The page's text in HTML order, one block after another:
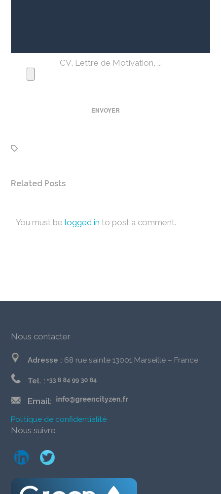
CV, Lettre de Motivation, ...
Related Posts
You must belogged in to post a comment.
Nous contacter
Adresse : 68 rue sainte 13001 Marseille – France
Tel. :
Email:
Politique de confidentialité
Nous suivre